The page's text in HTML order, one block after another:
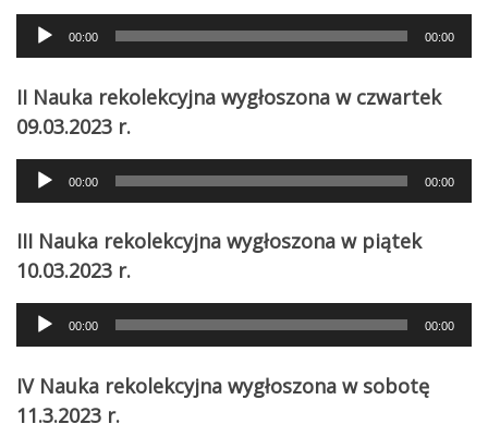
Audio
Player
00:00 00:00
II Nauka rekolekcyjna wygłoszona w czwartek
09.03.2023 r.
Audio
Player
00:00 00:00
III Nauka rekolekcyjna wygłoszona w piątek
10.03.2023 r.
Audio
Player
00:00 00:00
IV Nauka rekolekcyjna wygłoszona w sobotę
11.3.2023 r.